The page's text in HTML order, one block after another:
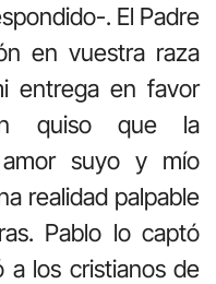
. El Padre
en vuestra raza
entrega en favor
quiso que la
suyo y mío
realidad palpable
Pablo lo captó
a los cristianos de